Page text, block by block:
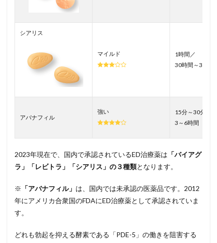
シアリス
マイルド
1時間／
30時間～36時間
アバナフィル
強い
15分～30分／
3～6時間
2023年現在で、国内で承認されているED治療薬は 「バイアグ
ラ」「レビトラ」「シアリス」の３種類となります。
※ 「アバナフィル」 は、国内では未承認の医薬品です。2012
年にアメリカ合衆国のFDAにED治療薬として承認されていま
す。
どれも勃起を抑える酵素である「PDE-5」の働きを阻害する